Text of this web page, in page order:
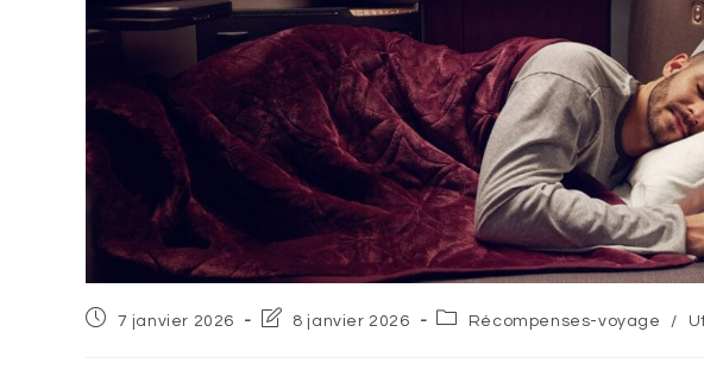
Post7 janvier 2026
Post8 janvier 2026
PostRécompenses-voyage /